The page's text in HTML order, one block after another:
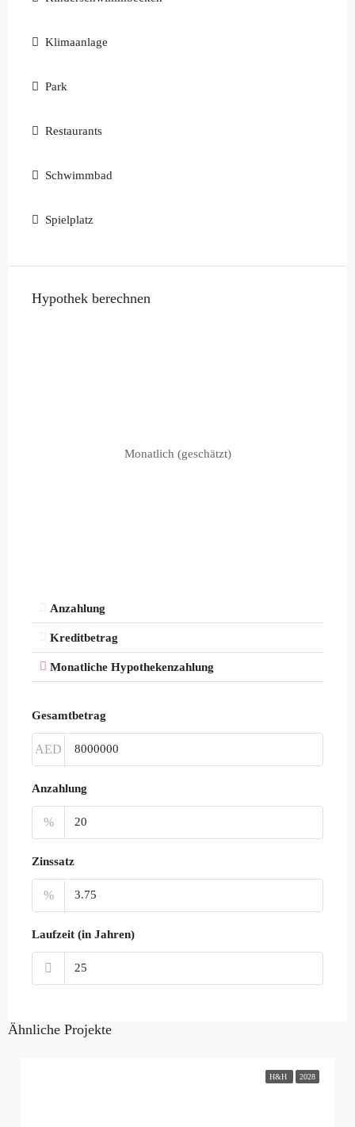
Klimaanlage
Park
Restaurants
Schwimmbad
Spielplatz
Hypothek berechnen
Monatlich (geschätzt)
Anzahlung
Kreditbetrag
Monatliche Hypothekenzahlung
Gesamtbetrag
AED
Anzahlung
%
Zinssatz
%
Laufzeit (in Jahren)
Ähnliche Projekte
H&H 2028